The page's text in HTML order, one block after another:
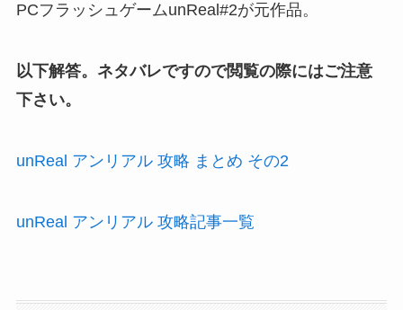
PCフラッシュゲームunReal#2が元作品。
以下解答。ネタバレですので閲覧の際にはご注意
下さい。
unReal アンリアル 攻略 まとめ その2
unReal アンリアル 攻略記事一覧